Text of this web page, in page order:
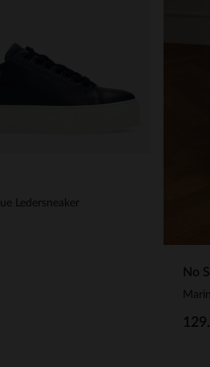
Ledersneaker
No